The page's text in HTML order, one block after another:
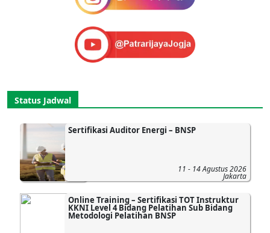
Status Jadwal
Sertifikasi Auditor Energi – BNSP
11 - 14 Agustus 2026
Jakarta
Online Training – Sertifikasi TOT Instruktur
KKNI Level 4 Bidang Pelatihan Sub Bidang
Metodologi Pelatihan BNSP